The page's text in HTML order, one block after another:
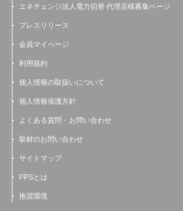
エネチェンジ法人電力切替 代理店様募集ページ
プレスリリース
会員マイページ
利用規約
個人情報の取扱いについて
個人情報保護方針
よくある質問・お問い合わせ
取材のお問い合わせ
サイトマップ
PPSとは
推奨環境